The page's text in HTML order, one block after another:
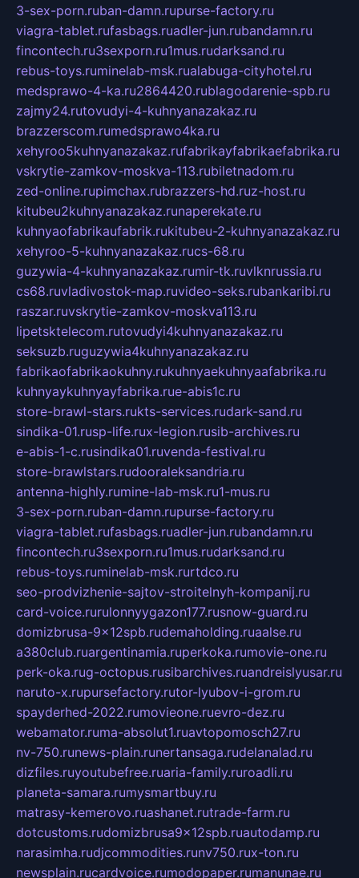
3-sex-porn.ruban-damn.rupurse-factory.ru
viagra-tablet.rufasbags.ruadler-jun.rubandamn.ru
fincontech.ru3sexporn.ru1mus.rudarksand.ru
rebus-toys.ruminelab-msk.rualabuga-cityhotel.ru
medsprawo-4-ka.ru2864420.rublagodarenie-spb.ru
zajmy24.rutovudyi-4-kuhnyanazakaz.ru
brazzerscom.rumedsprawo4ka.ru
xehyroo5kuhnyanazakaz.rufabrikayfabrikaefabrika.ru
vskrytie-zamkov-moskva-113.rubiletnadom.ru
zed-online.rupimchax.rubrazzers-hd.ruz-host.ru
kitubeu2kuhnyanazakaz.runaperekate.ru
kuhnyaofabrikaufabrik.rukitubeu-2-kuhnyanazakaz.ru
xehyroo-5-kuhnyanazakaz.rucs-68.ru
guzywia-4-kuhnyanazakaz.rumir-tk.ruvlknrussia.ru
cs68.ruvladivostok-map.ruvideo-seks.rubankaribi.ru
raszar.ruvskrytie-zamkov-moskva113.ru
lipetsktelecom.rutovudyi4kuhnyanazakaz.ru
seksuzb.ruguzywia4kuhnyanazakaz.ru
fabrikaofabrikaokuhny.rukuhnyaekuhnyaafabrika.ru
kuhnyaykuhnyayfabrika.rue-abis1c.ru
store-brawl-stars.rukts-services.rudark-sand.ru
sindika-01.rusp-life.rux-legion.rusib-archives.ru
e-abis-1-c.rusindika01.ruvenda-festival.ru
store-brawlstars.rudooraleksandria.ru
antenna-highly.rumine-lab-msk.ru1-mus.ru
3-sex-porn.ruban-damn.rupurse-factory.ru
viagra-tablet.rufasbags.ruadler-jun.rubandamn.ru
fincontech.ru3sexporn.ru1mus.rudarksand.ru
rebus-toys.ruminelab-msk.rurtdco.ru
seo-prodvizhenie-sajtov-stroitelnyh-kompanij.ru
card-voice.rurulonnyygazon177.rusnow-guard.ru
domizbrusa-9x12spb.rudemaholding.ruaalse.ru
a380club.ruargentinamia.ruperkoka.rumovie-one.ru
perk-oka.rug-octopus.rusibarchives.ruandreislyusar.ru
naruto-x.rupursefactory.rutor-lyubov-i-grom.ru
spayderhed-2022.rumovieone.ruevro-dez.ru
webamator.ruma-absolut1.ruavtopomosch27.ru
nv-750.runews-plain.runertansaga.rudelanalad.ru
dizfiles.ruyoutubefree.ruaria-family.ruroadli.ru
planeta-samara.rumysmartbuy.ru
matrasy-kemerovo.ruashanet.rutrade-farm.ru
dotcustoms.rudomizbrusa9x12spb.ruautodamp.ru
narasimha.rudjcommodities.runv750.rux-ton.ru
newsplain.rucardvoice.rumodopaper.rumanunae.ru